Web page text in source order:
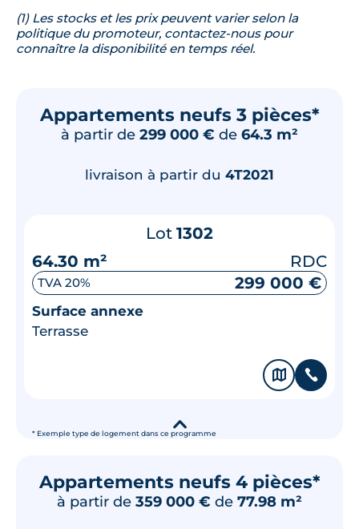
(1) Les stocks et les prix peuvent varier selon la
politique du promoteur, contactez-nous pour
connaître la disponibilité en temps réel.
Appartements neufs 3 pièces*
à partir de 299 000 € de 64.3 m²
* Exemple type de logement dans ce programme
livraison à partir du 4T2021
Lot 1302
64.30 m²
RDC
TVA 20% 299 000 €
Surface annexe
Terrasse
🗞 📞
▾
Appartements neufs 4 pièces*
à partir de 359 000 € de 77.98 m²